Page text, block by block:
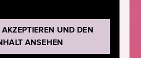
UND DEN
ANSEHEN